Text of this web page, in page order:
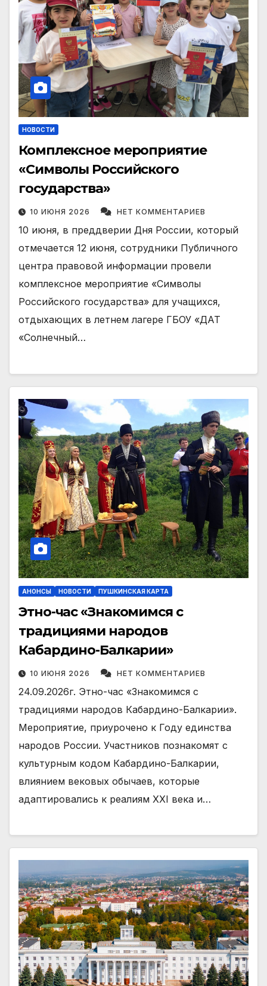
НОВОСТИ
Комплексное мероприятие
«Символы Российского
государства»
10 ИЮНЯ 2026 НЕТ КОММЕНТАРИЕВ
10 июня, в преддверии Дня России, который
отмечается 12 июня, сотрудники Публичного
центра правовой информации провели
комплексное мероприятие «Символы
Российского государства» для учащихся,
отдыхающих в летнем лагере ГБОУ «ДАТ
«Солнечный…
АНОНСЫ НОВОСТИ ПУШКИНСКАЯ КАРТА
Этно-час «Знакомимся с
традициями народов
Кабардино-Балкарии»
10 ИЮНЯ 2026 НЕТ КОММЕНТАРИЕВ
24.09.2026г. Этно-час «Знакомимся с
традициями народов Кабардино-Балкарии».
Мероприятие, приурочено к Году единства
народов России. Участников познакомят с
культурным кодом Кабардино-Балкарии,
влиянием вековых обычаев, которые
адаптировались к реалиям XXI века и…